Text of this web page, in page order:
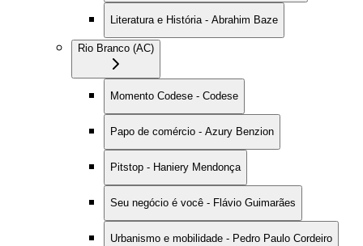
Literatura e História - Abrahim Baze
Rio Branco (AC)
Momento Codese - Codese
Papo de comércio - Azury Benzion
Pitstop - Haniery Mendonça
Seu negócio é você - Flávio Guimarães
Urbanismo e mobilidade - Pedro Paulo Cordeiro